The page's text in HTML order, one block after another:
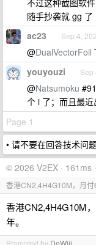
不过这种截图软
随手抄袭就 gg 了
ac23 Sep 4,
@DualVectorFoil
youyouzi Sep
@Natsumoku
个 i 了；而且最近
Page 1
• 请不要在回答技术问
© 2026 V2EX · 161ms
香港CN2,4H4G10M，月付
香港CN2,4H4G10M
年。
Promoted by DeWjjj